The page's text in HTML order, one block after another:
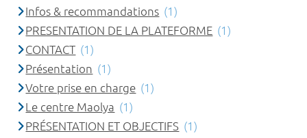
Infos & recommandations (1)
PRESENTATION DE LA PLATEFORME (1)
CONTACT (1)
Présentation (1)
Votre prise en charge (1)
Le centre Maolya (1)
PRÉSENTATION ET OBJECTIFS (1)